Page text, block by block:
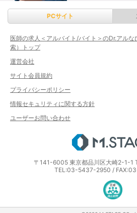
PCサイト
医師の求人＜アルバイト/バイト＞のDr.アル
索）トップ
運営会社
サイト会員規約
プライバシーポリシー
情報セキュリティに関する方針
ユーザーお問い合わせ
〒141-6005 東京都品川区大崎2-1-1
TEL:03-5437-2950 /